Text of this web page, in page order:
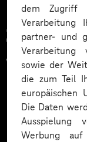
dem Zugriff
Verarbeitung
partner- und
Verarbeitung
sowie der
die zum Teil
europäischen
Die Daten
Ausspielung
Werbung